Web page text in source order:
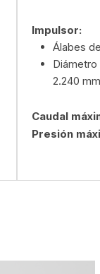
Impulsor:
Álabes
2.240
Caudal
Presión